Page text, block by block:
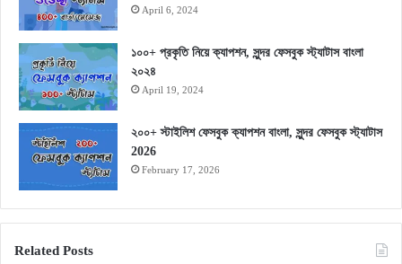
April 6, 2024
১০০+ প্রকৃতি নিয়ে ক্যাপশন, সুন্দর ফেসবুক স্ট্যাটাস বাংলা
২০২৪
April 19, 2024
২০০+ স্টাইলিশ ফেসবুক ক্যাপশন বাংলা, সুন্দর ফেসবুক স্ট্যাটাস
2026
February 17, 2026
Related Posts